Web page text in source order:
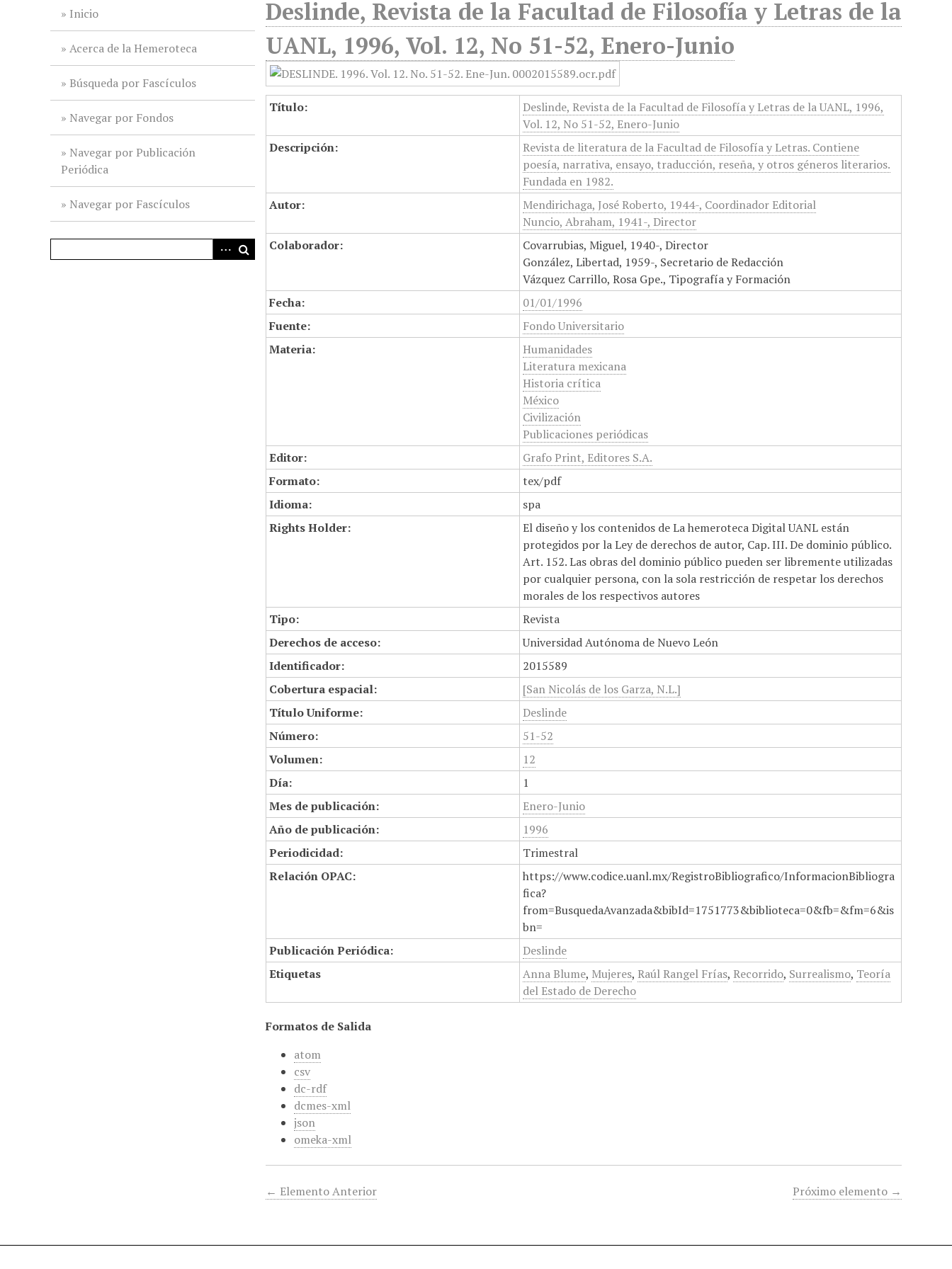
Inicio
Acerca de la Hemeroteca
Búsqueda por Fascículos
Navegar por Fondos
Navegar por Publicación
Periódica
Navegar por Fascículos
Deslinde, Revista de la Facultad de Filosofía y Letras de la
UANL, 1996, Vol. 12, No 51-52, Enero-Junio
Título:
Deslinde, Revista de la Facultad de Filosofía y Letras de la UANL, 1996,
Vol. 12, No 51-52, Enero-Junio
Descripción:
Revista de literatura de la Facultad de Filosofía y Letras. Contiene
poesía, narrativa, ensayo, traducción, reseña, y otros géneros literarios.
Fundada en 1982.
Autor:
Mendirichaga, José Roberto, 1944-, Coordinador Editorial
Nuncio, Abraham, 1941-, Director
Colaborador:
Covarrubias, Miguel, 1940-, Director
González, Libertad, 1959-, Secretario de Redacción
Vázquez Carrillo, Rosa Gpe., Tipografía y Formación
Fecha:
01/01/1996
Fuente:
Fondo Universitario
Materia:
Humanidades
Literatura mexicana
Historia crítica
México
Civilización
Publicaciones periódicas
Editor:
Grafo Print, Editores S.A.
Formato:
tex/pdf
Idioma:
spa
Rights Holder:
El diseño y los contenidos de La hemeroteca Digital UANL están
protegidos por la Ley de derechos de autor, Cap. III. De dominio público.
Art. 152. Las obras del dominio público pueden ser libremente utilizadas
por cualquier persona, con la sola restricción de respetar los derechos
morales de los respectivos autores
Tipo:
Revista
Derechos de acceso:
Universidad Autónoma de Nuevo León
Identificador:
2015589
Cobertura espacial:
[San Nicolás de los Garza, N.L.]
Título Uniforme:
Deslinde
Número:
51-52
Volumen:
12
Día:
1
Mes de publicación:
Enero-Junio
Año de publicación:
1996
Periodicidad:
Trimestral
Relación OPAC:
https://www.codice.uanl.mx/RegistroBibliografico/InformacionBibliogra
fica?
from=BusquedaAvanzada&bibId=1751773&biblioteca=0&fb=&fm=6&is
bn=
Publicación Periódica:
Deslinde
Etiquetas
Anna Blume, Mujeres, Raúl Rangel Frías, Recorrido, Surrealismo, Teoría
del Estado de Derecho
Formatos de Salida
atom
csv
dc-rdf
dcmes-xml
json
omeka-xml
← Elemento Anterior Próximo elemento →